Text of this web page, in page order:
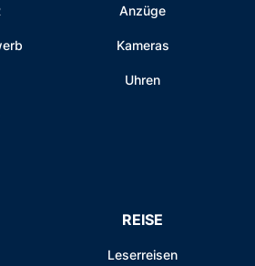
Anzüge
Kameras
Uhren
REISE
Leserreisen